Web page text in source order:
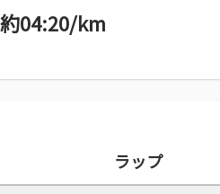
約04:20/km
ラップ